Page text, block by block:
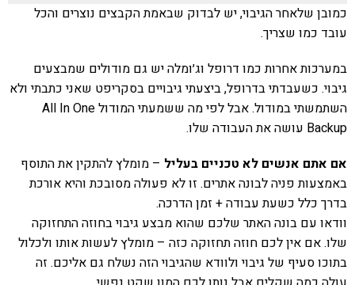
כמובן שלאחר הגיבוי, יש לבדוק שבאמת הקבצים נוצרים והכל
עובד כמו שצריך.
במערכות אחרות כמו דרופל וג׳ומלה יש גם מודולים שמבצעים
גיבוי. כשעבדתי בדרופל, ביצעתי גיבויים בסקריפט שאני כתבתי ולא
השתמשתי במודול. אבל לפי מה ששמעתי המודול All In One
Backup עושה את העבודה שלו.
אם אתם אנשים לא טכניים בעליל – מומלץ להתקין את התוסף
באמצעות פניה לבונה אתרים. זו לא פעולה מסובכת והיא אורכת
בדרך כלל כשעת עבודה + זמן הדרכה.
וודאו עם בונה האתר שלכם שהוא מבצע גיבוי בחוזה התחזוקה
שלו. אם אין לכם חוזה תחזוקה כזה – מומלץ לעשות אותו ולכלול
בתוכו סעיף של גיבוי ולוודא שהגיבוי הזה נשלח גם אליכם. זה